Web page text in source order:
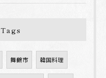
Tags
舞鶴市 韓国料理